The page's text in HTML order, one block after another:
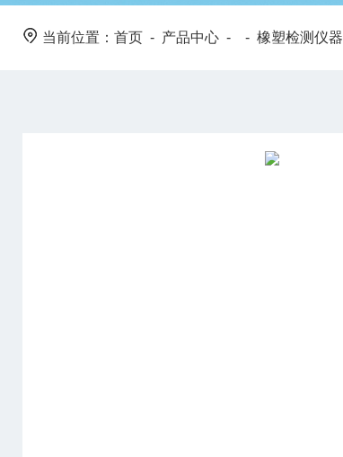
当前位置： 首页 - 产品中心 - - 橡塑检测仪器